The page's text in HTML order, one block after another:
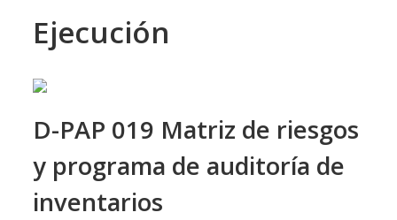
Ejecución
D-PAP 019 Matriz de riesgos
y programa de auditoría de
inventarios